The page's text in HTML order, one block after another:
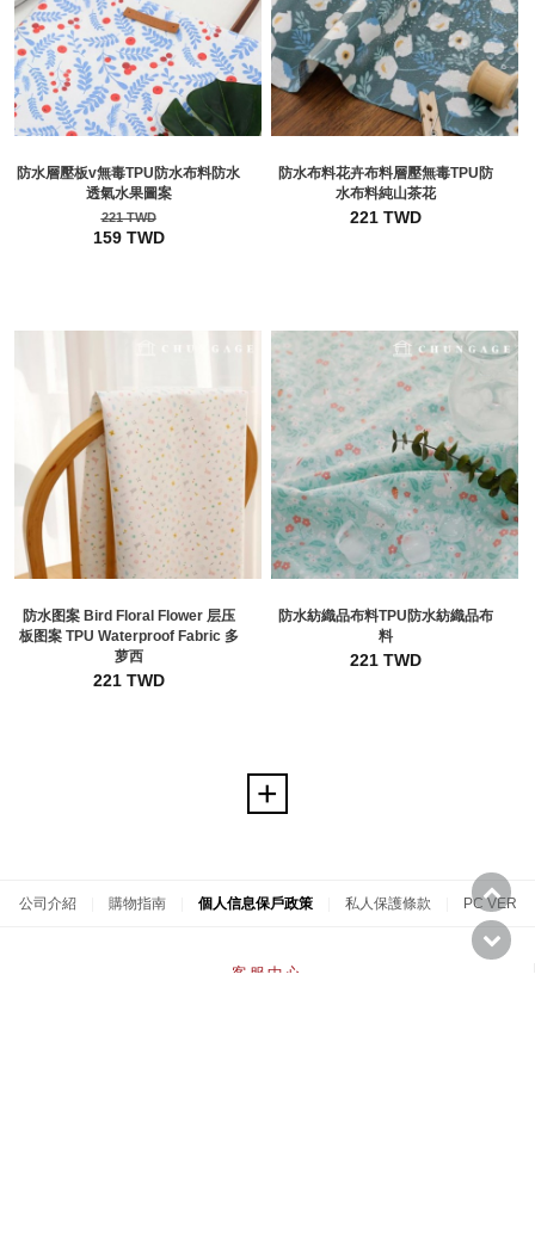
防水層壓板v無毒TPU防水布料防水
透氣水果圖案
221 TWD
159 TWD
防水布料花卉布料層壓無毒TPU防
水布料純山茶花
221 TWD
防水图案 Bird Floral Flower 层压
板图案 TPU Waterproof Fabric 多
萝西
221 TWD
防水紡織品布料TPU防水紡織品布
料
221 TWD
公司介紹 購物指南 個人信息保戶政策 私人保護條款 PC VER
客服中心